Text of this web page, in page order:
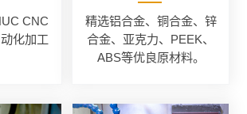
CNC
化加工
精选铝合金、铜合金、锌
合金、亚克力、PEEK、
ABS等优良原材料。